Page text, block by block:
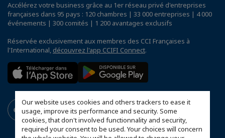
Our website uses cookies and others trackers to ease it
usage, improve its performance and security. Some
cookies, that don't involved functionnality and security,
required your consent to be used. Your choices will concern
Accélérez votre business grâce au 1er réseau privé d'entreprises
françaises dans 95 pays : 120 chambres | 33 000 entreprises | 4 000
événements | 300 comités | 1 200 avantages exclusifs
Réservée exclusivement aux membres des CCI Françaises à
l'International, découvrez l'app CCIFI Connect.